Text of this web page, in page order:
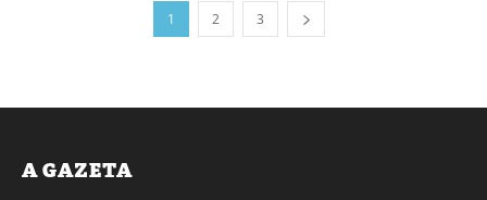
1 2 3
A GAZETA